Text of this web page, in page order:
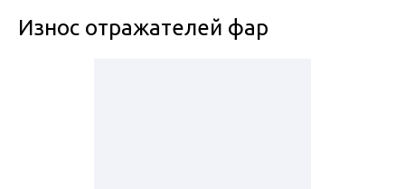
Износ отражателей фар